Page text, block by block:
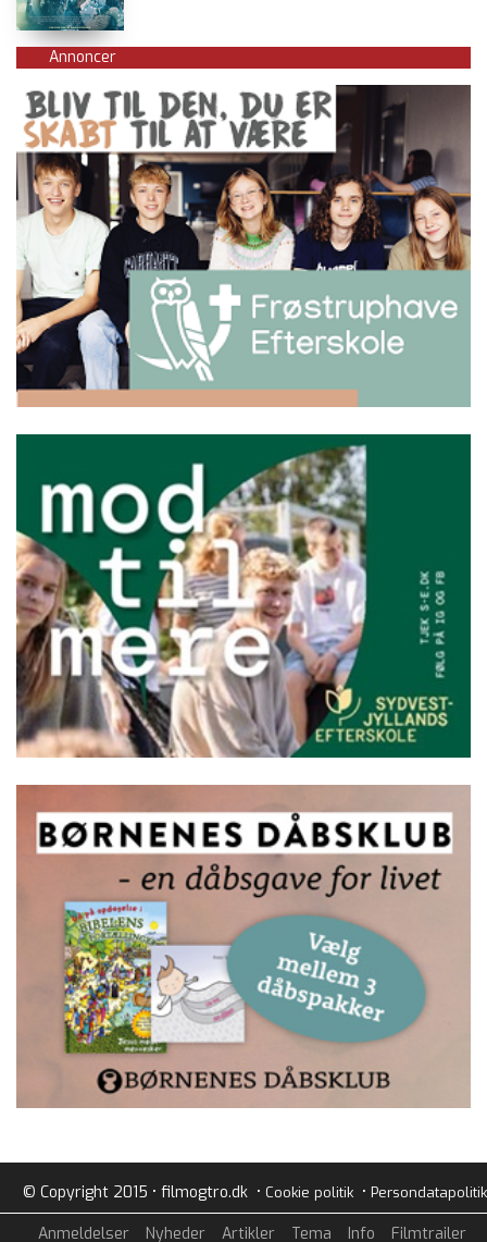
Annoncer
© Copyright 2015 • filmogtro.dk • Cookie politik• Persondatapolitik
Anmeldelser Nyheder Artikler Tema Info Filmtrailer